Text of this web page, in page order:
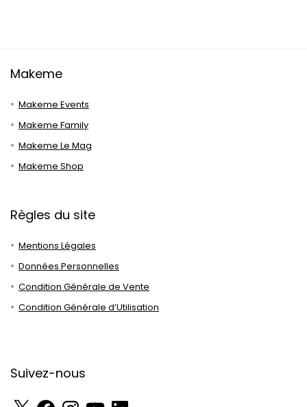
Makeme
Makeme Events
Makeme Family
Makeme Le Mag
Makeme Shop
Règles du site
Mentions Légales
Données Personnelles
Condition Générale de Vente
Condition Générale d’Utilisation
Suivez-nous
X FacebookInstagramYouTubeLinkedIn